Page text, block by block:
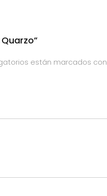
están marcados con